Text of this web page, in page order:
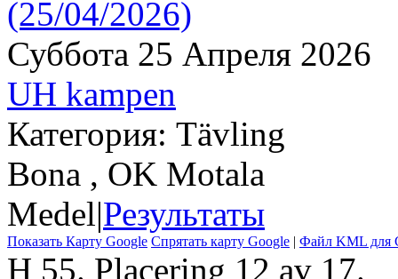
Суббота 25 Апреля 2026
UH kampen
Категория: Tävling
Bona , OK Motala
Medel|Результаты
Показать Карту Google Спрятать карту Google | Файл KML для
H 55. Placering 12 av 17.